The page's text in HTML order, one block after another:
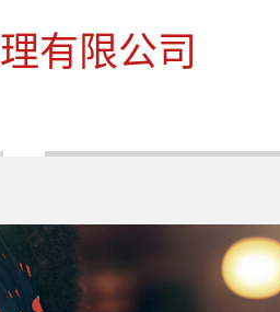
有限公司